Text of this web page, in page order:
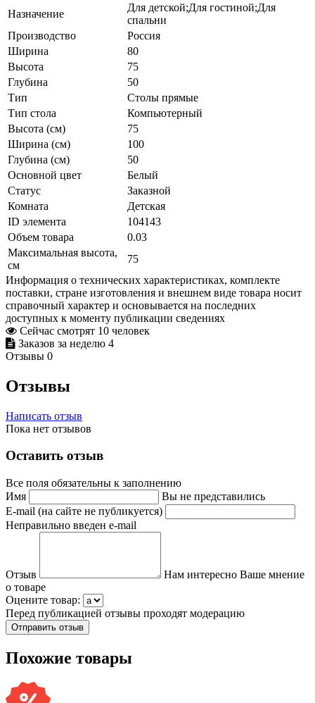
Назначение
Для детской;Для гостиной;Для
спальни
Производство
Россия
Ширина
80
Высота
75
Глубина
50
Тип
Столы прямые
Тип стола
Компьютерный
Высота (см)
75
Ширина (см)
100
Глубина (см)
50
Основной цвет
Белый
Статус
Заказной
Комната
Детская
ID элемента
104143
Объем товара
0.03
Максимальная высота,
см
75
Информация о технических характеристиках, комплекте
поставки, стране изготовления и внешнем виде товара носит
справочный характер и основывается на последних
доступных к моменту публикации сведениях
Сейчас смотрят 10 человек
Заказов за неделю 4
Отзывы 0
Отзывы
Написать отзыв
Пока нет отзывов
Оставить отзыв
Все поля обязательны к заполнению
Имя
Вы не представились
E-mail (на сайте не публикуется)
Неправильно введен e-mail
Отзыв
Нам интересно Ваше мнение
о товаре
Оцените товар:
Перед публикацией отзывы проходят модерацию
Похожие товары